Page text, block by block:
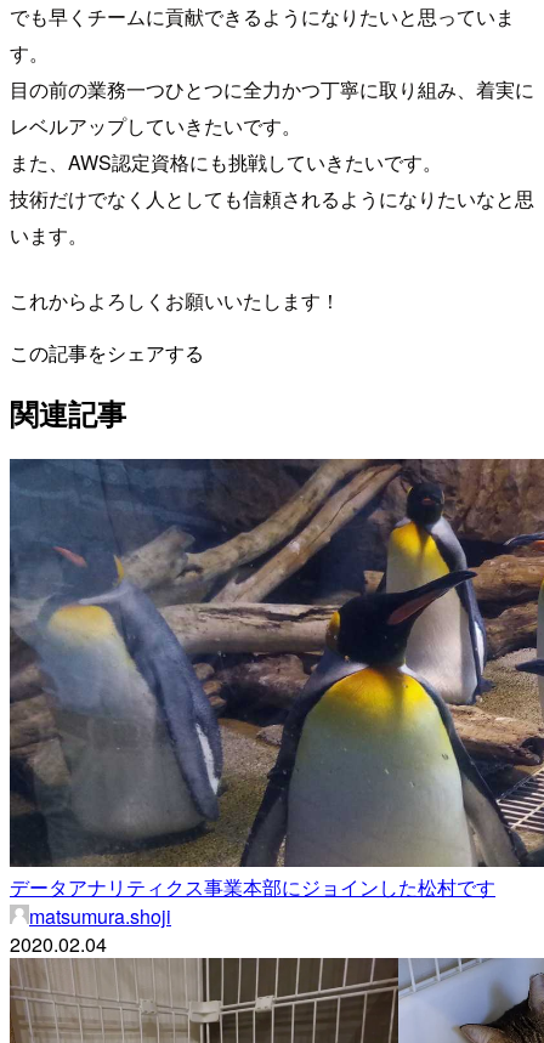
でも早くチームに貢献できるようになりたいと思っていま
す。
目の前の業務一つひとつに全力かつ丁寧に取り組み、着実に
レベルアップしていきたいです。
また、AWS認定資格にも挑戦していきたいです。
技術だけでなく人としても信頼されるようになりたいなと思
います。
これからよろしくお願いいたします！
この記事をシェアする
関連記事
データアナリティクス事業本部にジョインした松村です
matsumura.shoji
2020.02.04